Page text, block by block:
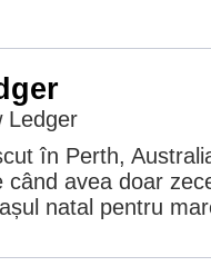
Ledger
în Perth,
când avea doar
natal pentru